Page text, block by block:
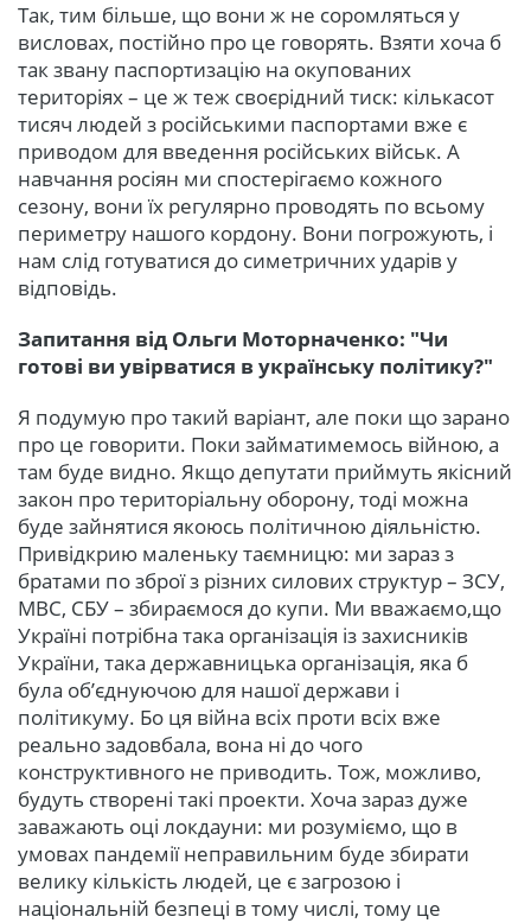
Так, тим більше, що вони ж не соромляться у
висловах, постійно про це говорять. Взяти хоча б
так звану паспортизацію на окупованих
територіях – це ж теж своєрідний тиск: кількасот
тисяч людей з російськими паспортами вже є
приводом для введення російських військ. А
навчання росіян ми спостерігаємо кожного
сезону, вони їх регулярно проводять по всьому
периметру нашого кордону. Вони погрожують, і
нам слід готуватися до симетричних ударів у
відповідь.
Запитання від Ольги Моторначенко: "Чи
готові ви увірватися в українську політику?"
Я подумую про такий варіант, але поки що зарано
про це говорити. Поки займатимемось війною, а
там буде видно. Якщо депутати приймуть якісний
закон про територіальну оборону, тоді можна
буде зайнятися якоюсь політичною діяльністю.
Привідкрию маленьку таємницю: ми зараз з
братами по зброї з різних силових структур – ЗСУ,
МВС, СБУ – збираємося до купи. Ми вважаємо,що
Україні потрібна така організація із захисників
України, така державницька організація, яка б
була об’єднуючою для нашої держави і
політикуму. Бо ця війна всіх проти всіх вже
реально задовбала, вона ні до чого
конструктивного не приводить. Тож, можливо,
будуть створені такі проекти. Хоча зараз дуже
заважають оці локдауни: ми розуміємо, що в
умовах пандемії неправильним буде збирати
велику кількість людей, це є загрозою і
національній безпеці в тому числі, тому це